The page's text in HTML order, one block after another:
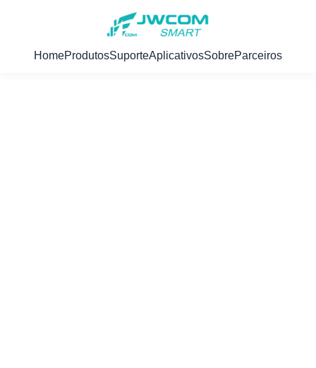
HomeProdutosSuporteAplicativosSobreParceiros